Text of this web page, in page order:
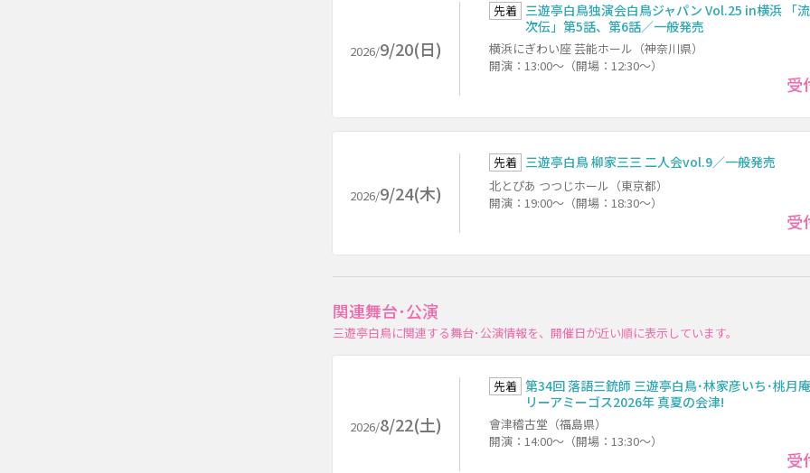
2026/9/20(日)
先着 三遊亭白鳥独演会白鳥ジャパン Vol.25 in横浜 「
次伝」第5話、第6話／一般発売
横浜にぎわい座 芸能ホール（神奈川県）
開演：13:00～（開場：12:30～）
受
2026/9/24(木)
先着 三遊亭白鳥 柳家三三 二人会vol.9／一般発売
北とぴあ つつじホール（東京都）
開演：19:00～（開場：18:30～）
受
関連舞台･公演
三遊亭白鳥に関連する舞台･公演情報を、開催日が近い順に表示しています。
2026/8/22(土)
先着 第34回 落語三銃師 三遊亭白鳥･林家彦いち･桃月
リーアミーゴス2026年 真夏の会津!
會津稽古堂（福島県）
開演：14:00～（開場：13:30～）
受